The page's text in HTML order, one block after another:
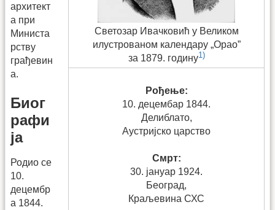
Светозар Ивачковић у Великом
илустрованом календару „Орао”
за 1879. годину1)
Рођење:
10. децембар 1844.
Делиблато,
Аустријско царство
Смрт:
30. јануар 1924.
Београд,
Краљевина СХС
архитект
а при
Министа
рству
грађевин
а.
Биог
рафи
ја
Родио се
10.
децембр
а 1844.